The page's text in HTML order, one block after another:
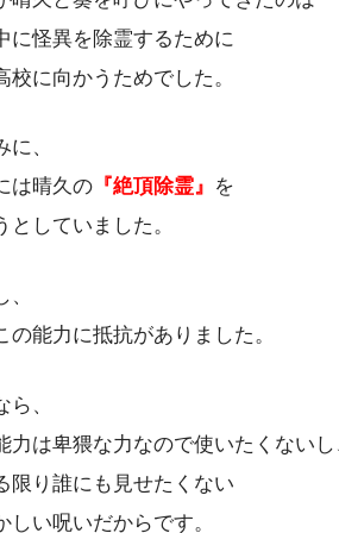
に怪異を除霊するために
校に向かうためでした。
に、
は晴久の 『絶頂除霊』 を
としていました。
、
の能力に抵抗がありました。
ら、
力は卑猥な力なので使いたくない
限り誰にも見せたくない
しい呪いだからです。